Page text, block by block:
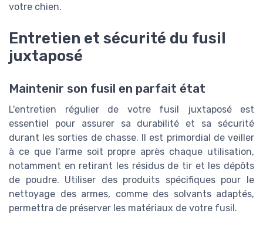
votre chien.
Entretien et sécurité du fusil
juxtaposé
Maintenir son fusil en parfait état
L'entretien régulier de votre fusil juxtaposé est
essentiel pour assurer sa durabilité et sa sécurité
durant les sorties de chasse. Il est primordial de veiller
à ce que l'arme soit propre après chaque utilisation,
notamment en retirant les résidus de tir et les dépôts
de poudre. Utiliser des produits spécifiques pour le
nettoyage des armes, comme des solvants adaptés,
permettra de préserver les matériaux de votre fusil.